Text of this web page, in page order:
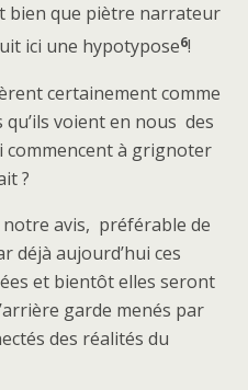
bien que piètre narrateur
ici une hypotypose6!
certainement comme
voient en nous des
à grignoter
?
notre avis, préférable de
déjà aujourd’hui ces
et bientôt elles seront
garde menés par
des réalités du